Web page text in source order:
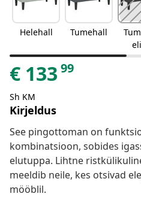
Helehall Tumehall
€ 133 99
Sh KM
Kirjeldus
See pingottoman on
kombinatsioon, sobides
elutuppa. Lihtne
meeldib neile, kes otsivad
mööblil.